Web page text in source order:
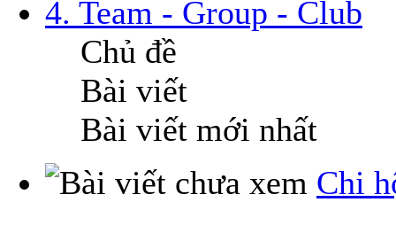
4. Team - Group - Club
Chủ đề
Bài viết
Bài viết mới nhất
Chi